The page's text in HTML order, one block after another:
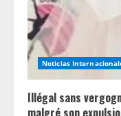
Noticias
Illégal sans